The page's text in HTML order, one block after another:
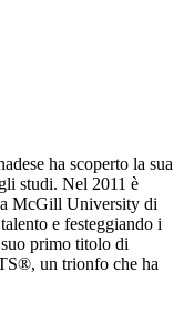
ha scoperto la sua
studi. Nel 2011 è
McGill University di
e festeggiando i
primo titolo di
un trionfo che ha